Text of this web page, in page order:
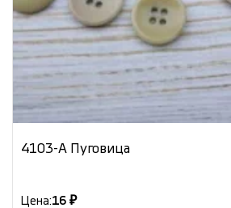
4103-А Пуговица
Цена:16 ₽